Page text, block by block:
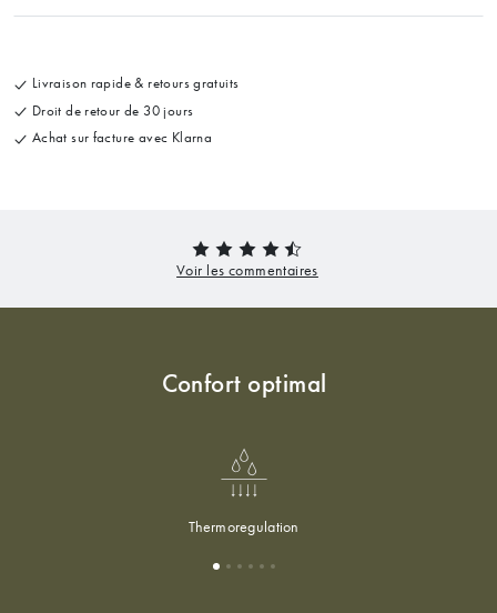
Livraison rapide & retours gratuits
Droit de retour de 30 jours
Achat sur facture avec Klarna
Confort optimal
Thermoregulation